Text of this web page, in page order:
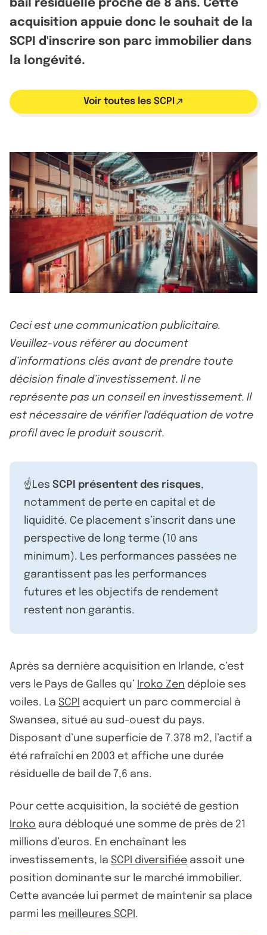
bail résiduelle proche de 8 ans. Cette
acquisition appuie donc le souhait de la
SCPI d'inscrire son parc immobilier dans
la longévité.
Voir toutes les SCPI
Ceci est une communication publicitaire.
Veuillez-vous référer au document
d’informations clés avant de prendre toute
décision finale d’investissement. Il ne
représente pas un conseil en investissement. Il
est nécessaire de vérifier l'adéquation de votre
profil avec le produit souscrit.
☝️Les SCPI présentent des risques,
notamment de perte en capital et de
liquidité. Ce placement s’inscrit dans une
perspective de long terme (10 ans
minimum). Les performances passées ne
garantissent pas les performances
futures et les objectifs de rendement
restent non garantis.
Après sa dernière acquisition en Irlande, c’est
vers le Pays de Galles qu’ Iroko Zen déploie ses
voiles. La SCPI acquiert un parc commercial à
Swansea, situé au sud-ouest du pays.
Disposant d’une superficie de 7.378 m2, l’actif a
été rafraîchi en 2003 et affiche une durée
résiduelle de bail de 7,6 ans.
Pour cette acquisition, la société de gestion
Iroko aura débloqué une somme de près de 21
millions d’euros. En enchaînant les
investissements, la SCPI diversifiée assoit une
position dominante sur le marché immobilier.
Cette avancée lui permet de maintenir sa place
parmi les meilleures SCPI .